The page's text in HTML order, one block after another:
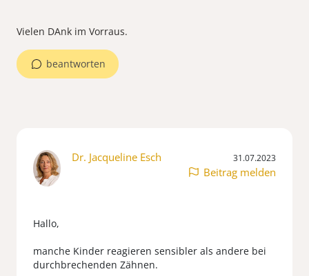
beantworten
Dr. Jacqueline Esch 31.07.2023
Beitrag melden
Hallo,
manche Kinder reagieren sensibler als andere bei
durchbrechenden Zähnen.